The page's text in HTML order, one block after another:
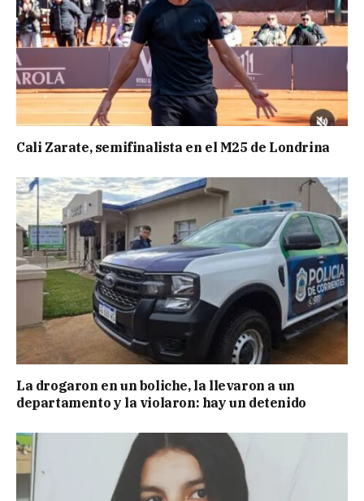
Cali Zarate, semifinalista en el M25 de Londrina
La drogaron en un boliche, la llevaron a un
departamento y la violaron: hay un detenido